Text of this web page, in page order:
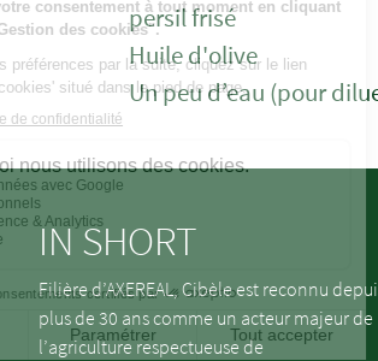
persil frisé
Huile d'olive
Un peu d’eau (pour
IN SHORT
Filière d’AXEREAL, Cibèle est reconnu
plus de 30 ans comme un acteur majeur de
l’agriculture respectueuse de